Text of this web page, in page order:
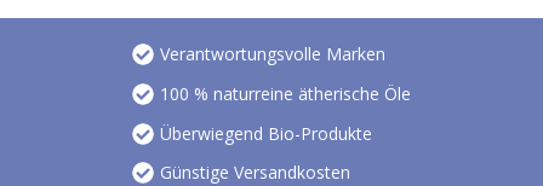
Verantwortungsvolle Marken
100 % naturreine ätherische Öle
Überwiegend Bio-Produkte
Günstige Versandkosten